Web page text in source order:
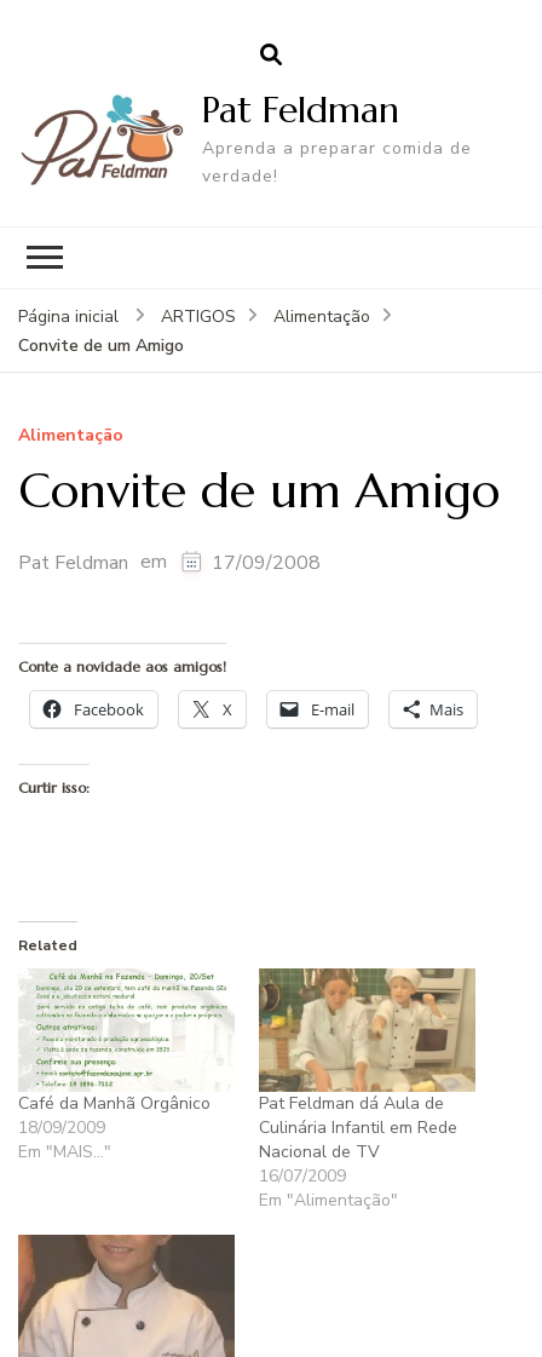
Pat Feldman
Aprenda a preparar comida de
verdade!
Página inicial ARTIGOS
Alimentação
Convite de um Amigo
Alimentação
Convite de um Amigo
Pat Feldman em 17/09/2008
Conte a novidade aos amigos!
Facebook X E-mail Mais
Curtir isso:
Related
Café da Manhã Orgânico
18/09/2009
Em "MAIS..."
Pat Feldman dá Aula de
Culinária Infantil em Rede
Nacional de TV
16/07/2009
Em "Alimentação"